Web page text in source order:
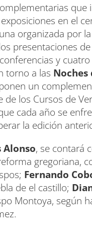
que
en el
organizada por
presentaciones
y
torno a las Noches
un
de los Cursos de
cada año se
la edición
Alonso, se contará
gregoriana,
Fernando
de el castillo;
Montoya, según